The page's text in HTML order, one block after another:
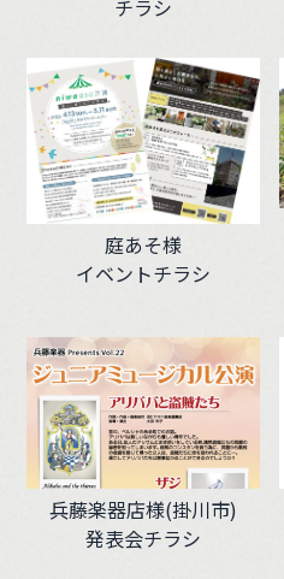
チラシ
庭あそ様
イベントチラシ
兵藤楽器店様(掛川市)
発表会チラシ